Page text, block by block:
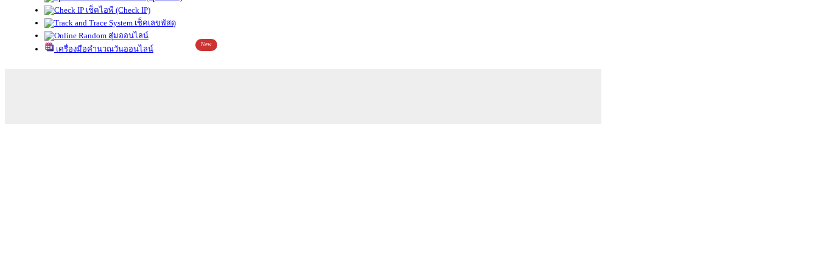
เช็คไอพี (Check IP)
เช็คเลขพัสดุ
สุ่มออนไลน์
เครื่องมือคำนวณวันออนไลน์
New